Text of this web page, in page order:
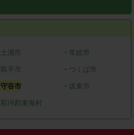
土浦市 ・ 常総市
取手市 ・ つくば市
守谷市 ・坂東市
那珂郡東海村